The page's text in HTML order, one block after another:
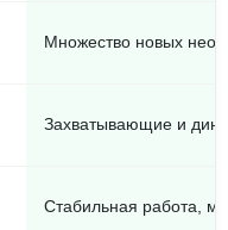
Множество новых
Захватывающие и
Стабильная работа,